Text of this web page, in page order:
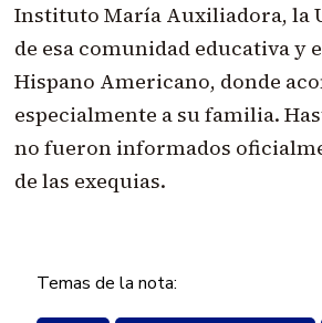
Instituto María Auxiliadora, la
de esa comunidad educativa y
Hispano Americano, donde
especialmente a su familia.
no fueron informados
de las exequias.
Temas de la nota: